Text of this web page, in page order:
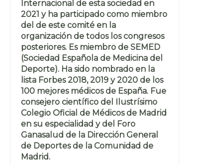
Internacional de esta sociedad en
2021 y ha participado como miembro
del de este comité en la
organización de todos los congresos
posteriores. Es miembro de SEMED
(Sociedad Española de Medicina del
Deporte). Ha sido nombrado en la
lista Forbes 2018, 2019 y 2020 de los
100 mejores médicos de España. Fue
consejero científico del Ilustrísimo
Colegio Oficial de Médicos de Madrid
en su especialidad y del Foro
Ganasalud de la Dirección General
de Deportes de la Comunidad de
Madrid.